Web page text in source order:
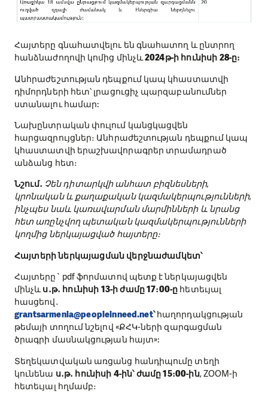
Հայտերը գնահատվելու են գնահատող և ընտրող
հանձնաժողովի կոմից մինչև2024թ-ի հունիսի 28-ը։
Անհրաժեշտության դեպքում կապ կհաստատվի
դիմորդների հետ՝ լրացուցիչ պարզաբանումներ
ստանալու համար:
Նախընտրական փուլում կանցկացվեն
հարցազրույցներ։ Անհրաժեշտության դեպքում կապ
կհաստատվի երաշխավորագրեր տրամադրած
անձանց հետ։
Նշում․ Չեն դիտարկվի անհատ բիզնեսների,
կրոնական և քաղաքական կազմակերպությունների,
ինչպես նաև կառավարման մարմինների և նրանց
հետ առընչվող պետական կազմակերպությունների
կողմից ներկայացված հայտերը։
Հայտերի ներկայացման վերջնաժամկետ՝
Հայտերը` pdf ֆորմատով պետք է ներկայացվեն
մինչևս․թ․ հունիսի 13-ի ժամը 17։00-ը հետեւյալ
հասցեով․
grantsarmenia@peopleinneed.net՝հաղորդակցության
թեմայի տողում նշելով «ՔՀԿ-ների զարգացման
ծրագրի մասնակցության հայտ»:
Տեղեկատվական առցանց հանդիպումը տեղի
կունենա ս․թ․ հունիսի 4-ին՝ ժամը 15։00-ին, ZOOM-ի
հետեւյալ հղմամբ։